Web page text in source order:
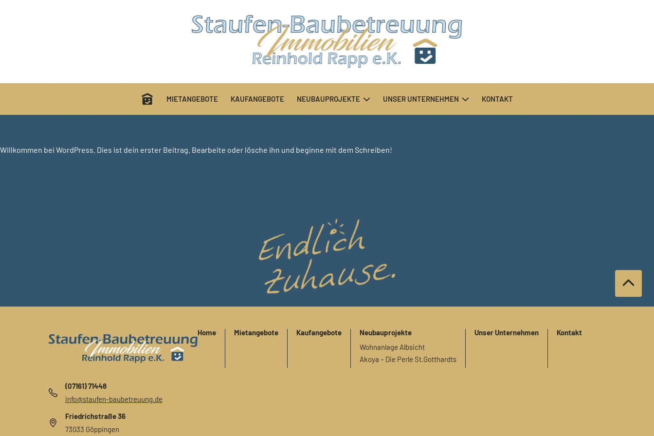
MIETANGEBOTE KAUFANGEBOTE NEUBAUPROJEKTE UNSER UNTERNEHMEN KONTAKT
Willkommen bei WordPress. Dies ist dein erster Beitrag. Bearbeite oder lösche ihn und beginne mit dem Schreiben!
Home Mietangebote Kaufangebote
Neubauprojekte
Wohnanlage Albsicht
Akoya – Die Perle St.Gotthardts
Unser Unternehmen Kontakt
(07161) 71448
info@staufen-baubetreuung.de
Friedrichstraße 36
73033 Göppingen